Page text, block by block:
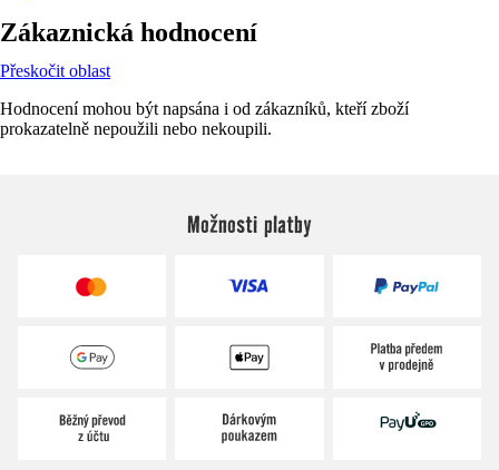
Zákaznická hodnocení
Přeskočit oblast
Hodnocení mohou být napsána i od zákazníků, kteří zboží
prokazatelně nepoužili nebo nekoupili.
Možnosti platby